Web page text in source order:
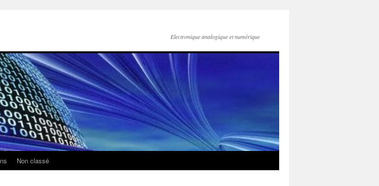
Electronique analogique et numérique
Non classé